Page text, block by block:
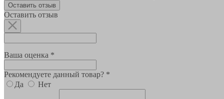
Оставить отзыв
Оставить отзыв
Ваша оценка *
Рекомендуете данный товар? *
Да
Нет